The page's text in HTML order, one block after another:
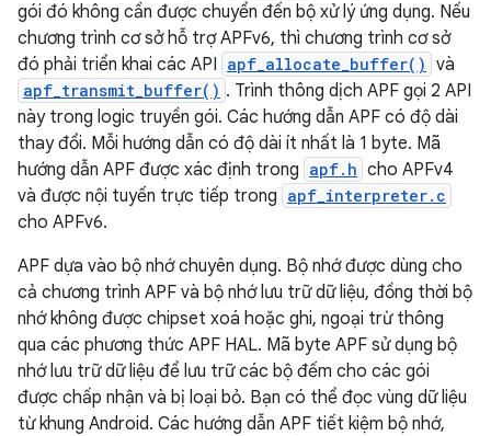
gói đó không cần được chuyển đến bộ xử lý ứng dụng. Nếu
chương trình cơ sở hỗ trợ APFv6, thì chương trình cơ sở
đó phải triển khai các API apf_allocate_buffer() và
apf_transmit_buffer() . Trình thông dịch APF gọi 2 API
này trong logic truyền gói. Các hướng dẫn APF có độ dài
thay đổi. Mỗi hướng dẫn có độ dài ít nhất là 1 byte. Mã
hướng dẫn APF được xác định trong apf.h cho APFv4
và được nội tuyến trực tiếp trong apf_interpreter.c
cho APFv6.
APF dựa vào bộ nhớ chuyên dụng. Bộ nhớ được dùng cho
cả chương trình APF và bộ nhớ lưu trữ dữ liệu, đồng thời bộ
nhớ không được chipset xoá hoặc ghi, ngoại trừ thông
qua các phương thức APF HAL. Mã byte APF sử dụng bộ
nhớ lưu trữ dữ liệu để lưu trữ các bộ đếm cho các gói
được chấp nhận và bị loại bỏ. Bạn có thể đọc vùng dữ liệu
từ khung Android. Các hướng dẫn APF tiết kiệm bộ nhớ,